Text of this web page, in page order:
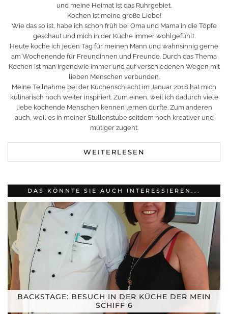
und meine Heimat ist das Ruhrgebiet.
Kochen ist meine große Liebe!
Wie das so ist, habe ich schon früh bei Oma und Mama in die Töpfe
geschaut und mich in der Küche immer wohlgefühlt.
Heute koche ich jeden Tag für meinen Mann und wahnsinnig gerne
am Wochenende für Freundinnen und Freunde. Durch das Thema
Kochen ist man irgendwie immer und auf verschiedenen Wegen mit
lieben Menschen verbunden.
Meine Teilnahme bei der Küchenschlacht im Januar 2018 hat mich
kulinarisch noch weiter inspiriert. Zum einen, weil ich dadurch viele
liebe kochende Menschen kennen lernen durfte. Zum anderen
auch, weil es in meiner Stullenstube seitdem noch kreativer und
mutiger zugeht.
WEITERLESEN
DAS KÖNNTE SIE AUCH INTERESSIEREN...
BACKSTAGE: BESUCH IN DER KÜCHE DER MEIN
SCHIFF 6